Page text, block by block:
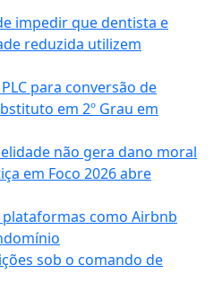
impedir que dentista e
reduzida utilizem
para conversão de
em 2º Grau em
não gera dano moral
em Foco 2026 abre
como Airbnb
sob o comando de